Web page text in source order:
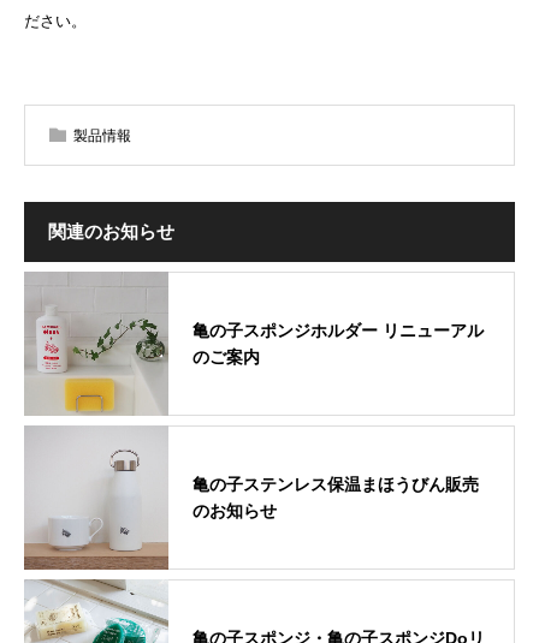
ださい。
製品情報
関連のお知らせ
亀の子スポンジホルダー リニューアル
のご案内
亀の子ステンレス保温まほうびん販売
のお知らせ
亀の子スポンジ・亀の子スポンジDoリ